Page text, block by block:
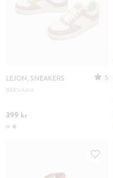
LEJON, SNEAKERS 5
BEKVÄMA
399 kr